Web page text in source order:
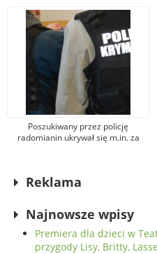
wystawę fotografii
Poszukiwany przez policję
radomianin ukrywał się m.in. za
Reklama
Najnowsze wpisy
Premiera dla dzieci w
przygody Lisy, Britty,